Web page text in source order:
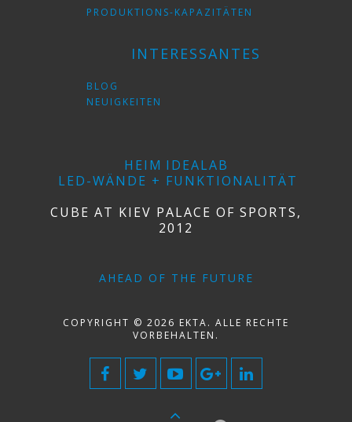
PRODUKTIONS-KAPAZITÄTEN
INTERESSANTES
BLOG
NEUIGKEITEN
HEIM IDEALAB
LED-WÄNDE + FUNKTIONALITÄT
CUBE AT KIEV PALACE OF SPORTS,
2012
AHEAD OF THE FUTURE
COPYRIGHT © 2026 EKTA. ALLE RECHTE
VORBEHALTEN.